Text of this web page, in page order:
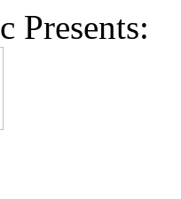
Presents: